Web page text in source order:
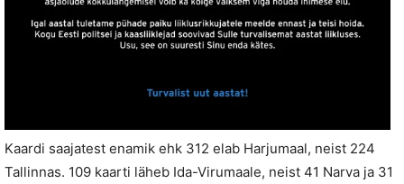
Kaardi saajatest enamik ehk 312 elab Harjumaal, neist 224
Tallinnas. 109 kaarti läheb Ida-Virumaale, neist 41 Narva ja 31